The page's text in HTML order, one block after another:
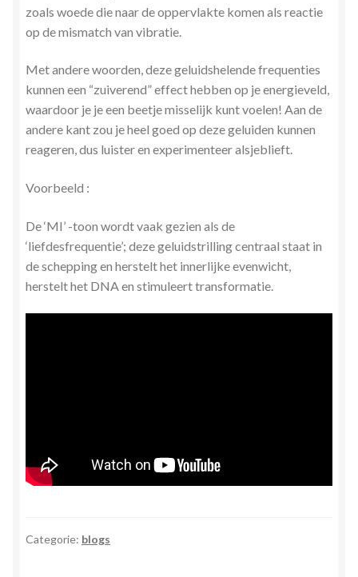
zoals woede die naar de oppervlakte komen als reactie
op de mismatch van vibratie.
Met andere woorden, deze geluidshelende frequenties
kunnen een “zuiverend” effect hebben op je energieveld,
waardoor je je een beetje misselijk kunt voelen! Aan de
andere kant zou je heel goed op deze geluiden kunnen
reageren, dus luister en experimenteer alsjeblieft.
Voorbeeld :
De ‘MI’ -toon wordt vaak gezien als de
‘liefdesfrequentie’; deze geluidstrilling centraal staat in
de schepping en herstelt het innerlijke evenwicht,
herstelt het DNA en stimuleert transformatie.
Categorie: blogs